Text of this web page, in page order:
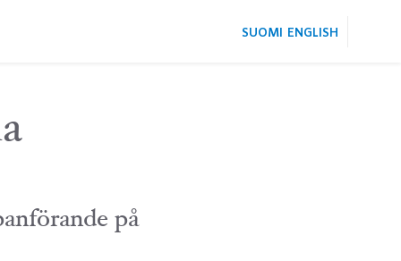
ENGLISH
SUOMI
på